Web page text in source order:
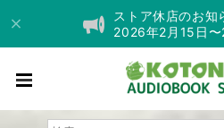
ストア休店のお知
2026年2月15日